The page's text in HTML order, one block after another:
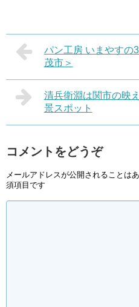
パン工房 いまやすの
茂市＞
清兵衛淵は関市の映
景スポット
コメントをどうぞ
メールアドレスが公開されることはあ
須項目です